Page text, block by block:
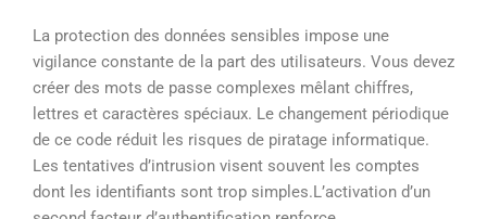
La protection des données sensibles impose une
vigilance constante de la part des utilisateurs. Vous devez
créer des mots de passe complexes mêlant chiffres,
lettres et caractères spéciaux. Le changement périodique
de ce code réduit les risques de piratage informatique.
Les tentatives d’intrusion visent souvent les comptes
dont les identifiants sont trop simples.L’activation d’un